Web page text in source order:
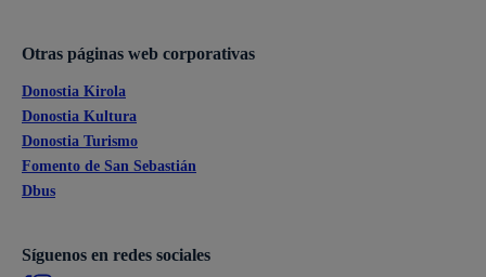
Otras páginas web corporativas
Donostia Kirola
Donostia Kultura
Donostia Turismo
Fomento de San Sebastián
Dbus
Síguenos en redes sociales